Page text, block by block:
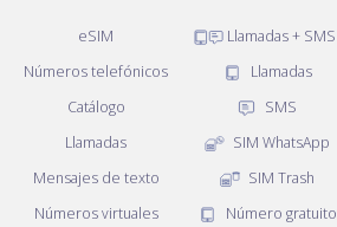
eSIM
Números telefónicos
Catálogo
Llamadas
Mensajes de texto
Números virtuales
Llamadas + SMS
Llamadas
SMS
SIM WhatsApp
SIM Trash
Número gratuito